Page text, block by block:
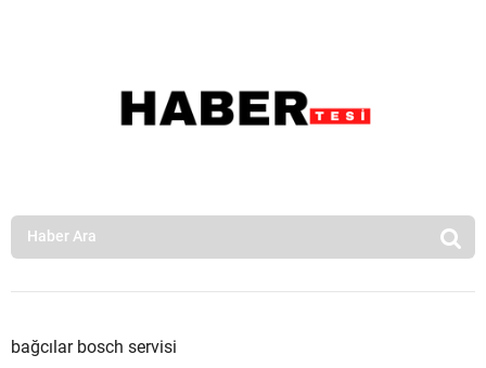
bağcılar bosch servisi